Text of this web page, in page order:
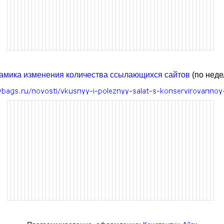
изменения количества ссылающихся сайтов (по